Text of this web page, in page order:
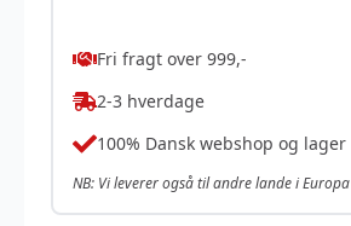
Fri fragt over 999,-
2-3 hverdage
100% Dansk webshop og lager
NB: Vi leverer også til andre lande i Europa